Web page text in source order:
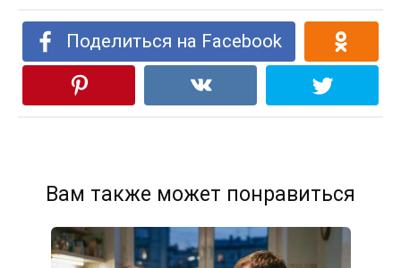
Поделиться на Facebook
Вам также может понравиться